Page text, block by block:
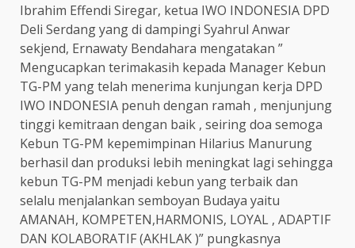
Ibrahim Effendi Siregar, ketua IWO INDONESIA DPD
Deli Serdang yang di dampingi Syahrul Anwar
sekjend, Ernawaty Bendahara mengatakan ”
Mengucapkan terimakasih kepada Manager Kebun
TG-PM yang telah menerima kunjungan kerja DPD
IWO INDONESIA penuh dengan ramah , menjunjung
tinggi kemitraan dengan baik , seiring doa semoga
Kebun TG-PM kepemimpinan Hilarius Manurung
berhasil dan produksi lebih meningkat lagi sehingga
kebun TG-PM menjadi kebun yang terbaik dan
selalu menjalankan semboyan Budaya yaitu
AMANAH, KOMPETEN,HARMONIS, LOYAL , ADAPTIF
DAN KOLABORATIF (AKHLAK )” pungkasnya